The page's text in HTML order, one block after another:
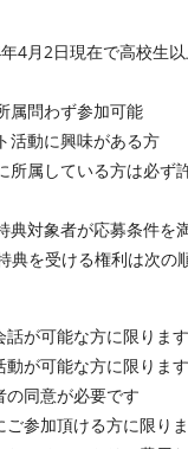
4⽉2⽇現在で⾼校⽣以
属問わず参加可能
活動に興味がある⽅
所属している方は必ず
典対象者が応募条件を
典を受ける権利は次の
が可能な⽅に限ります
が可能な⽅に限ります
同意が必要です
参加頂ける⽅に限り